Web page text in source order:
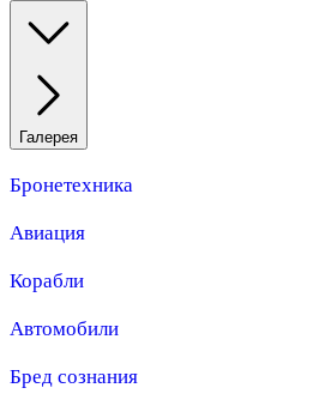
Галерея
Бронетехника
Авиация
Корабли
Автомобили
Бред сознания